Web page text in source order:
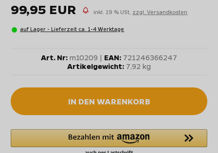
99,95 EUR inkl. 19 % USt, zzgl. Versandkosten
auf Lager - Lieferzeit ca. 1-4 Werktage
Art. Nr: m10209 | EAN: 721246366247
Artikelgewicht: 7,92 kg
IN DEN WARENKORB